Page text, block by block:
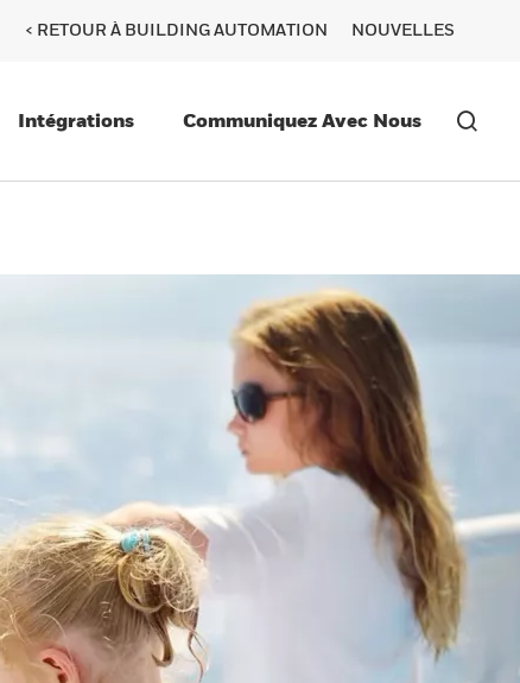
< RETOUR À BUILDING AUTOMATION NOUVELLES
Intégrations Communiquez Avec Nous